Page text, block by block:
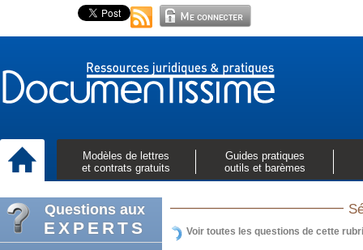
Modèles de lettres
et contrats gratuits
Guides pratiques
outils et barèmes
Questions aux
EXPERTS Voir toutes les questions de cette